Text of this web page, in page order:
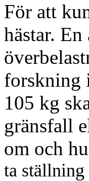
För att
hästar.
forskning
105 kg
gränsfall
om och
ta